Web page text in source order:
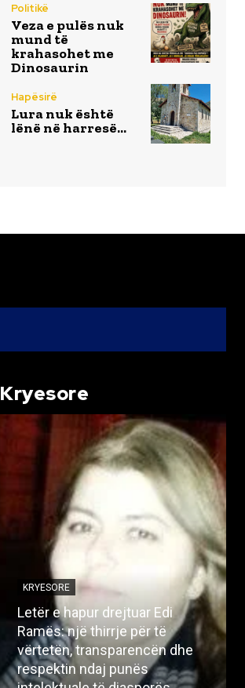
Politikë
Veza e pulës nuk
mund të
krahasohet me
Dinosaurin
Hapësirë
Lura nuk është
lënë në harresë…
Kryesore
KRYESORE
Letër e hapur drejtuar Edi
Ramës: një thirrje për të
vërtetën, transparencën dhe
respektin ndaj punës